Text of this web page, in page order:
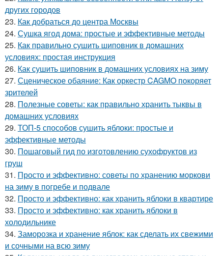
других городов
23. Как добраться до центра Москвы
24. Сушка ягод дома: простые и эффективные методы
25. Как правильно сушить шиповник в домашних
условиях: простая инструкция
26. Как сушить шиповник в домашних условиях на зиму
27. Сценическое обаяние: Как оркестр CAGMO покоряет
зрителей
28. Полезные советы: как правильно хранить тыквы в
домашних условиях
29. ТОП-5 способов сушить яблоки: простые и
эффективные методы
30. Пошаговый гид по изготовлению сухофруктов из
груш
31. Просто и эффективно: советы по хранению моркови
на зиму в погребе и подвале
32. Просто и эффективно: как хранить яблоки в квартире
33. Просто и эффективно: как хранить яблоки в
холодильнике
34. Заморозка и хранение яблок: как сделать их свежими
и сочными на всю зиму